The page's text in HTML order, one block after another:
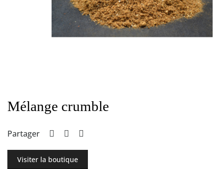
Mélange crumble
Partager
Visiter la boutique